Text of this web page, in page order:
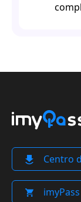
Centro